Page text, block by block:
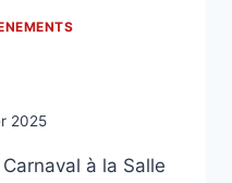
2025
à la Salle